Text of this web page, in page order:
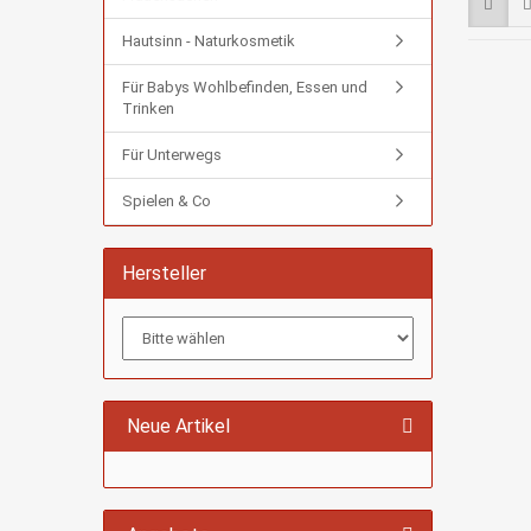
Hautsinn - Naturkosmetik
Für Babys Wohlbefinden, Essen und
Trinken
Für Unterwegs
Spielen & Co
Hersteller
Neue Artikel